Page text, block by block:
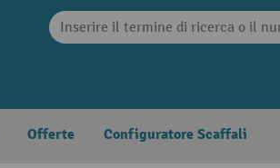
Offerte Configuratore Scaffali